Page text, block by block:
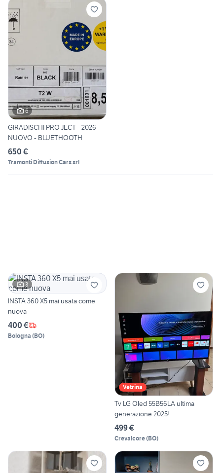
6
GIRADISCHI PRO JECT - 2026 -
NUOVO - BLUETHOOTH
650 €
Tramonti Diffusion Cars srl
3
INSTA 360 X5 mai usata come
nuova
400 €
Bologna (BO)
Vetrina
Tv LG Oled 55B56LA ultima
generazione 2025!
499 €
Crevalcore(BO)